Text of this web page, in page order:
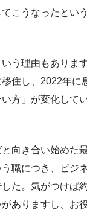
こうなったとい
う理由もありま
住し、2022年に
い方」が変化して
向き合い始めた
職につき、ビジ
た。気がつけば
ありますし、お